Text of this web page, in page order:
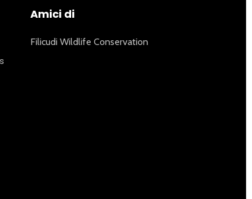
Amici di
Filicudi Wildlife Conservation